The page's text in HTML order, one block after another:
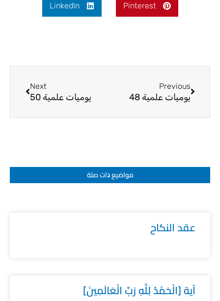
Pinterest
LinkedIn
Previous
يوميات علمية 48
Next
يوميات علمية 50
مواضيع ﺫات صلة
عقد النكاح
آية [الْحَمْدُ لِلَّهِ رَبِّ الْعَالَمِينَ]